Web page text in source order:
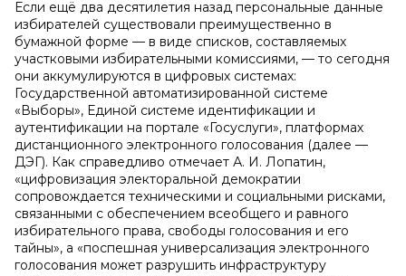
Если ещё два десятилетия назад персональные данные
избирателей существовали преимущественно в
бумажной форме — в виде списков, составляемых
участковыми избирательными комиссиями, — то сегодня
они аккумулируются в цифровых системах:
Государственной автоматизированной системе
«Выборы», Единой системе идентификации и
аутентификации на портале «Госуслуги», платформах
дистанционного электронного голосования (далее —
ДЭГ). Как справедливо отмечает А. И. Лопатин,
«цифровизация электоральной демократии
сопровождается техническими и социальными рисками,
связанными с обеспечением всеобщего и равного
избирательного права, свободы голосования и его
тайны», а «поспешная универсализация электронного
голосования может разрушить инфраструктуру